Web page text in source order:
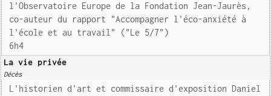
l'Observatoire Europe de la Fondation Jean-Jaurès,
co-auteur du rapport "Accompagner l'éco-anxiété à
l'école et au travail" ("Le 5/7")
6h4
La vie privée
Décès
L'historien d'art et commissaire d'exposition Daniel